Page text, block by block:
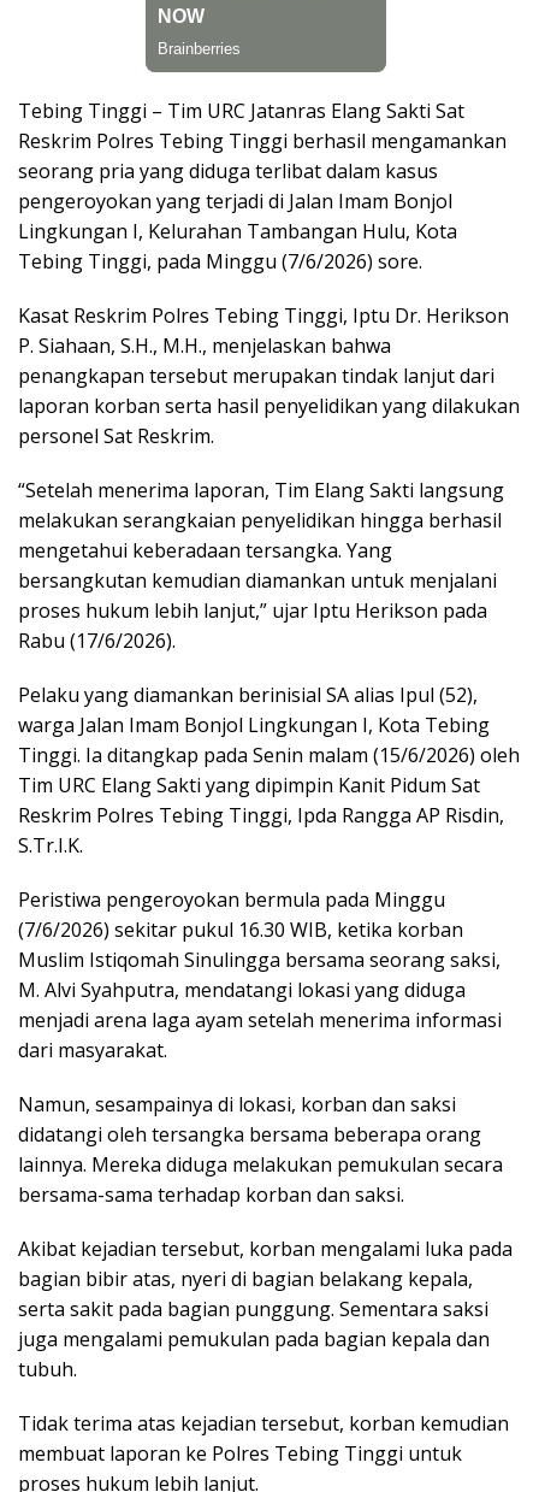
Tebing Tinggi – Tim URC Jatanras Elang Sakti Sat
Reskrim Polres Tebing Tinggi berhasil mengamankan
seorang pria yang diduga terlibat dalam kasus
pengeroyokan yang terjadi di Jalan Imam Bonjol
Lingkungan I, Kelurahan Tambangan Hulu, Kota
Tebing Tinggi, pada Minggu (7/6/2026) sore.
Kasat Reskrim Polres Tebing Tinggi, Iptu Dr. Herikson
P. Siahaan, S.H., M.H., menjelaskan bahwa
penangkapan tersebut merupakan tindak lanjut dari
laporan korban serta hasil penyelidikan yang dilakukan
personel Sat Reskrim.
“Setelah menerima laporan, Tim Elang Sakti langsung
melakukan serangkaian penyelidikan hingga berhasil
mengetahui keberadaan tersangka. Yang
bersangkutan kemudian diamankan untuk menjalani
proses hukum lebih lanjut,” ujar Iptu Herikson pada
Rabu (17/6/2026).
Pelaku yang diamankan berinisial SA alias Ipul (52),
warga Jalan Imam Bonjol Lingkungan I, Kota Tebing
Tinggi. Ia ditangkap pada Senin malam (15/6/2026) oleh
Tim URC Elang Sakti yang dipimpin Kanit Pidum Sat
Reskrim Polres Tebing Tinggi, Ipda Rangga AP Risdin,
S.Tr.I.K.
Peristiwa pengeroyokan bermula pada Minggu
(7/6/2026) sekitar pukul 16.30 WIB, ketika korban
Muslim Istiqomah Sinulingga bersama seorang saksi,
M. Alvi Syahputra, mendatangi lokasi yang diduga
menjadi arena laga ayam setelah menerima informasi
dari masyarakat.
Namun, sesampainya di lokasi, korban dan saksi
didatangi oleh tersangka bersama beberapa orang
lainnya. Mereka diduga melakukan pemukulan secara
bersama-sama terhadap korban dan saksi.
Akibat kejadian tersebut, korban mengalami luka pada
bagian bibir atas, nyeri di bagian belakang kepala,
serta sakit pada bagian punggung. Sementara saksi
juga mengalami pemukulan pada bagian kepala dan
tubuh.
Tidak terima atas kejadian tersebut, korban kemudian
membuat laporan ke Polres Tebing Tinggi untuk
proses hukum lebih lanjut.